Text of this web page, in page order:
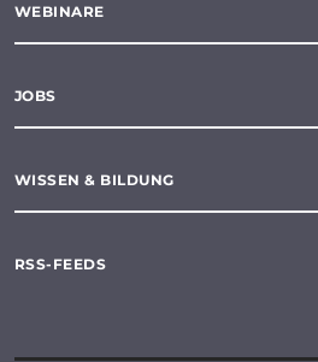
WEBINARE
JOBS
WISSEN & BILDUNG
RSS-FEEDS